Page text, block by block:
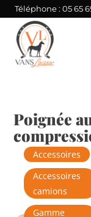
Téléphone : 05 65
Poignée
Accessoires
Accessoires
camions
Gamme